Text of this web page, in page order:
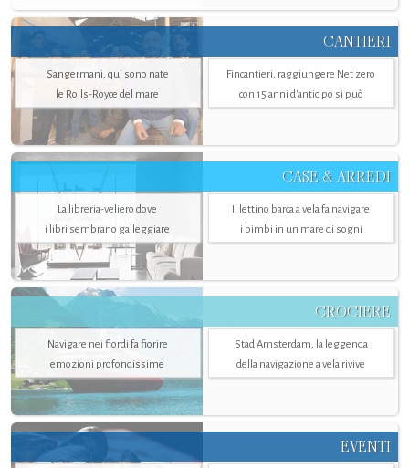
CANTIERI
Sangermani, qui sono nate
le Rolls-Royce del mare
Fincantieri, raggiungere Net zero
con 15 anni d'anticipo si può
CASE & ARREDI
La libreria-veliero dove
i libri sembrano galleggiare
Il lettino barca a vela fa navigare
i bimbi in un mare di sogni
CROCIERE
Navigare nei fiordi fa fiorire
emozioni profondissime
Stad Amsterdam, la leggenda
della navigazione a vela rivive
EVENTI